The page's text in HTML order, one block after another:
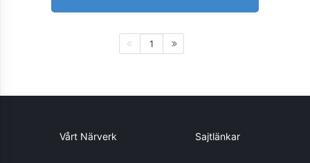
1
Vårt Närverk Sajtlänkar